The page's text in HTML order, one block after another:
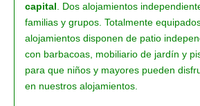
capital. Dos alojamientos
familias y grupos. Totalmente
alojamientos disponen de patio
con barbacoas, mobiliario de jardín y
para que niños y mayores pueden
en nuestros alojamientos.